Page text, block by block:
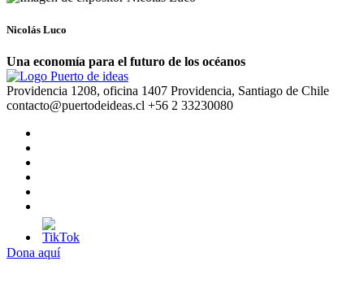
Nicolás Luco
Una economía para el futuro de los océanos
Providencia 1208, oficina 1407 Providencia, Santiago de Chile
contacto@puertodeideas.cl +56 2 33230080
Dona aquí